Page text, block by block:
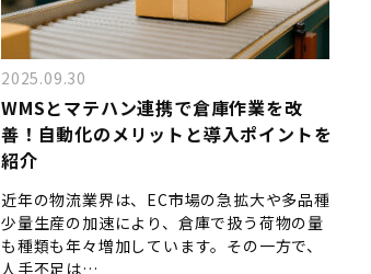
2025.09.30
WMSとマテハン連携で倉庫作業を改
善！自動化のメリットと導入ポイントを
紹介
近年の物流業界は、EC市場の急拡大や多品種
少量生産の加速により、倉庫で扱う荷物の量
も種類も年々増加しています。その一方で、
人手不足は…